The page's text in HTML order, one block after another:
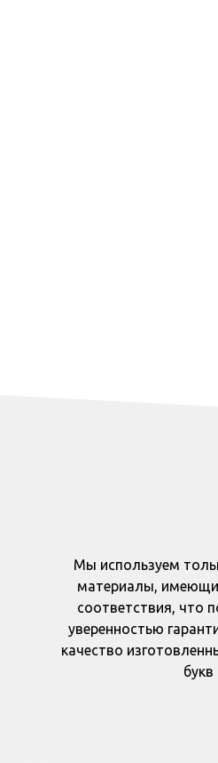
Мы используем
материалы,
соответствия, что
уверенностью
качество
букв